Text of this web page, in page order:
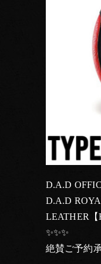
D.A.D
D.A.D
LEATHER
✨✨✨
絶賛ご予約